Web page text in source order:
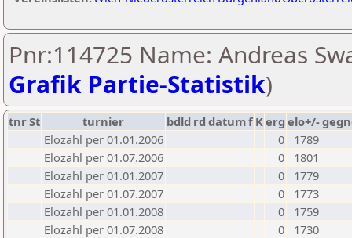
Pnr:114725 Name: Andreas
Grafik Partie-Statistik)
tnrSt turnier bdld rd datumf Kerg elo+/-
Elozahl per 01.01.2006
0
1789
Elozahl per 01.07.2006
0
1801
Elozahl per 01.01.2007
0
1779
Elozahl per 01.07.2007
0
1773
Elozahl per 01.01.2008
0
1759
Elozahl per 01.07.2008
0
1730